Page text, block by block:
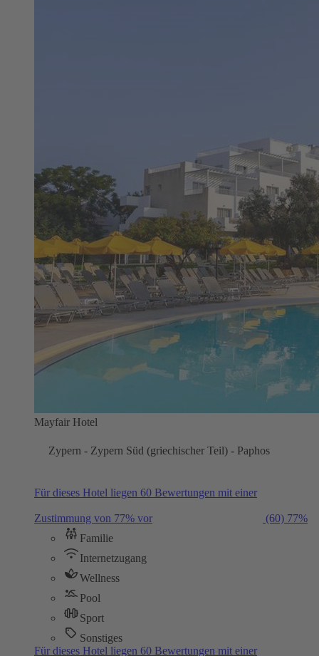
Mayfair Hotel
Zypern - Zypern Süd (griechischer Teil) - Paphos
Für dieses Hotel liegen 60 Bewertungen mit einer
Zustimmung von 77% vor (60) 77%
Familie
Internetzugang
Wellness
Pool
Sport
Sonstiges
Für dieses Hotel liegen 60 Bewertungen mit einer